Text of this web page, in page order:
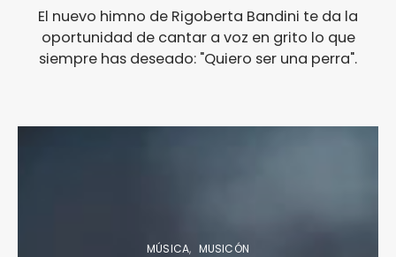
El nuevo himno de Rigoberta Bandini te da la
oportunidad de cantar a voz en grito lo que
siempre has deseado: "Quiero ser una perra".
MÚSICA MUSICÓN